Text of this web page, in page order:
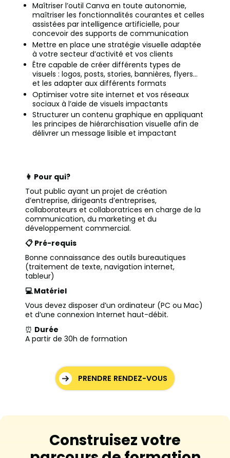
Maîtriser l’outil Canva en toute autonomie,
maîtriser les fonctionnalités courantes et celles
assistées par intelligence artificielle, pour
concevoir des supports de communication
Mettre en place une stratégie visuelle adaptée
à votre secteur d’activité et vos clients
Être capable de créer différents types de
visuels : logos, posts, stories, bannières, flyers…
et les adapter aux différents formats
Optimiser votre site internet et vos réseaux
sociaux à l’aide de visuels impactants
Structurer un contenu graphique en appliquant
les principes de hiérarchisation visuelle afin de
délivrer un message lisible et impactant
👩 Pour qui?
Tout public ayant un projet de création
d’entreprise, dirigeants d’entreprises,
collaborateurs et collaboratrices en charge de la
communication, du marketing et du
développement commercial.
📋 Pré-requis
Bonne connaissance des outils bureautiques
(traitement de texte, navigation internet,
tableur)
💻 Matériel
Vous devez disposer d’un ordinateur (PC ou Mac)
et d’une connexion Internet haut-débit.
⏰ Durée
A partir de 30h de formation
PRENDRE RENDEZ-VOUS
Construisez votre